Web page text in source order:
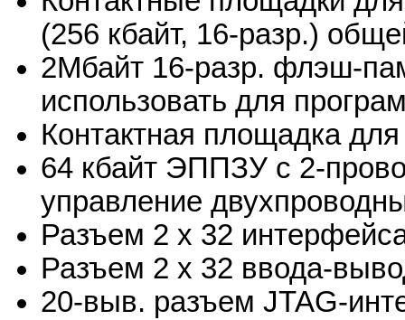
(256 кбайт, 16-разр.)
2Мбайт 16-разр. флэш-
использовать для
Контактная площадка
64 кбайт ЭППЗУ с 2-
управление
Разъем 2 x 32
Разъем 2 x 32 ввода-
20-выв. разъем JTAG-